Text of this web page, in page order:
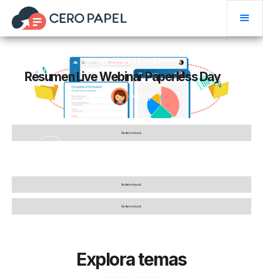
January 17, 2023—Eventos
Resumen Live Webinar Paperless Day
Nancy
No items found.
No items found.
No items found.
Explora temas